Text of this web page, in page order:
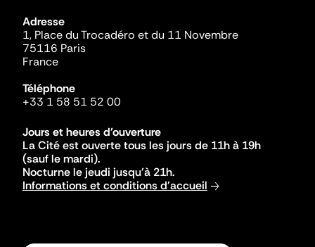
Adresse
1, Place du Trocadéro et du 11 Novembre
75116 Paris
France
Téléphone
+33 1 58 51 52 00
Jours et heures d'ouverture
La Cité est ouverte tous les jours de 11h à 19h
(sauf le mardi).
Nocturne le jeudi jusqu'à 21h.
Informations et conditions d'accueil